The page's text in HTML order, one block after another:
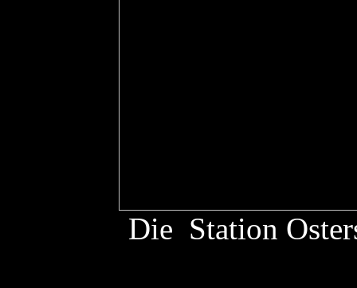
Die Station